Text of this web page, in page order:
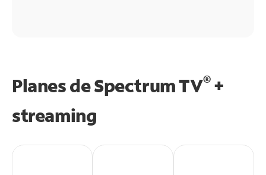
Planes de Spectrum TV®+
streaming